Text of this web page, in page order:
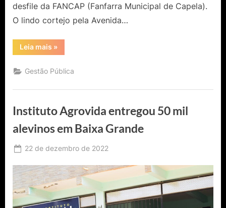
desfile da FANCAP (Fanfarra Municipal de Capela).
O lindo cortejo pela Avenida…
Leia mais “1°
Noite
Natal
na
2022
do
Alto
–
»
Gestão Pública
Instituto Agrovida entregou 50 mil
alevinos em Baixa Grande
Posted
22 de dezembro de 2022
Catureba